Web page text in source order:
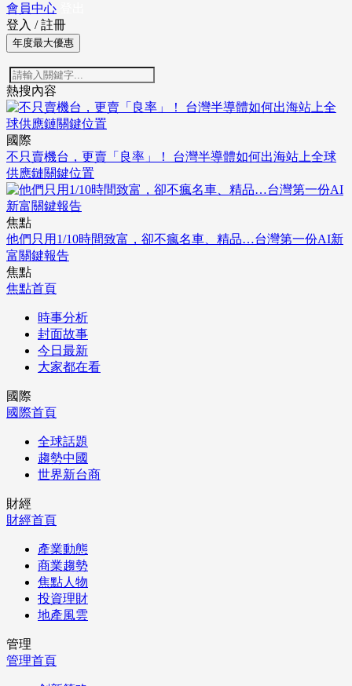
會員中心
登入 / 註冊
年度最大優惠
熱搜內容
國際
不只賣機台，更賣「良率」！ 台灣半導體如何出海站上全球
供應鏈關鍵位置
焦點
他們只用1/10時間致富，卻不瘋名車、精品…台灣第一份AI新
富關鍵報告
焦點
焦點首頁
時事分析
封面故事
今日最新
大家都在看
國際
國際首頁
全球話題
趨勢中國
世界新台商
財經
財經首頁
產業動態
商業趨勢
焦點人物
投資理財
地產風雲
管理
管理首頁